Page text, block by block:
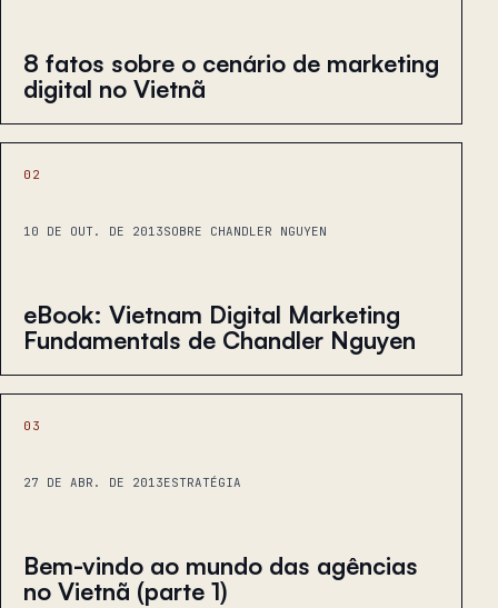
8 fatos sobre o cenário de marketing
digital no Vietnã
02
10 DE OUT. DE 2013SOBRE CHANDLER NGUYEN
eBook: Vietnam Digital Marketing
Fundamentals de Chandler Nguyen
03
27 DE ABR. DE 2013ESTRATÉGIA
Bem-vindo ao mundo das agências
no Vietnã (parte 1)